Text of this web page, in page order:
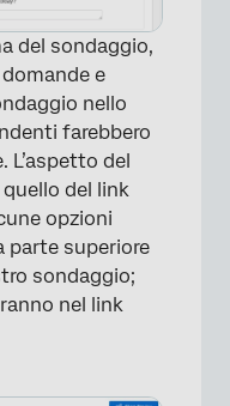
del sondaggio,
e
nello
farebbero
L’aspetto del
del link
opzioni
parte superiore
sondaggio;
nel link